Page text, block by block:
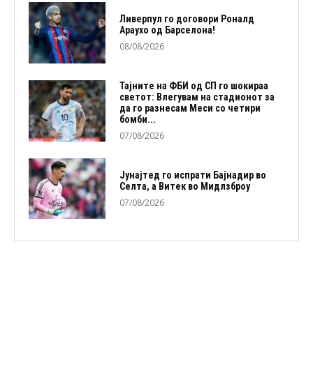
Ливерпул го договори Роналд
Араухо од Барселона!
08/08/2026
Тајните на ФБИ од СП го шокираа
светот: Влегувам на стадионот за
да го разнесам Меси со четири
бомби...
07/08/2026
Јунајтед го испрати Бајнадир во
Селта, а Витек во Мидлзброу
07/08/2026